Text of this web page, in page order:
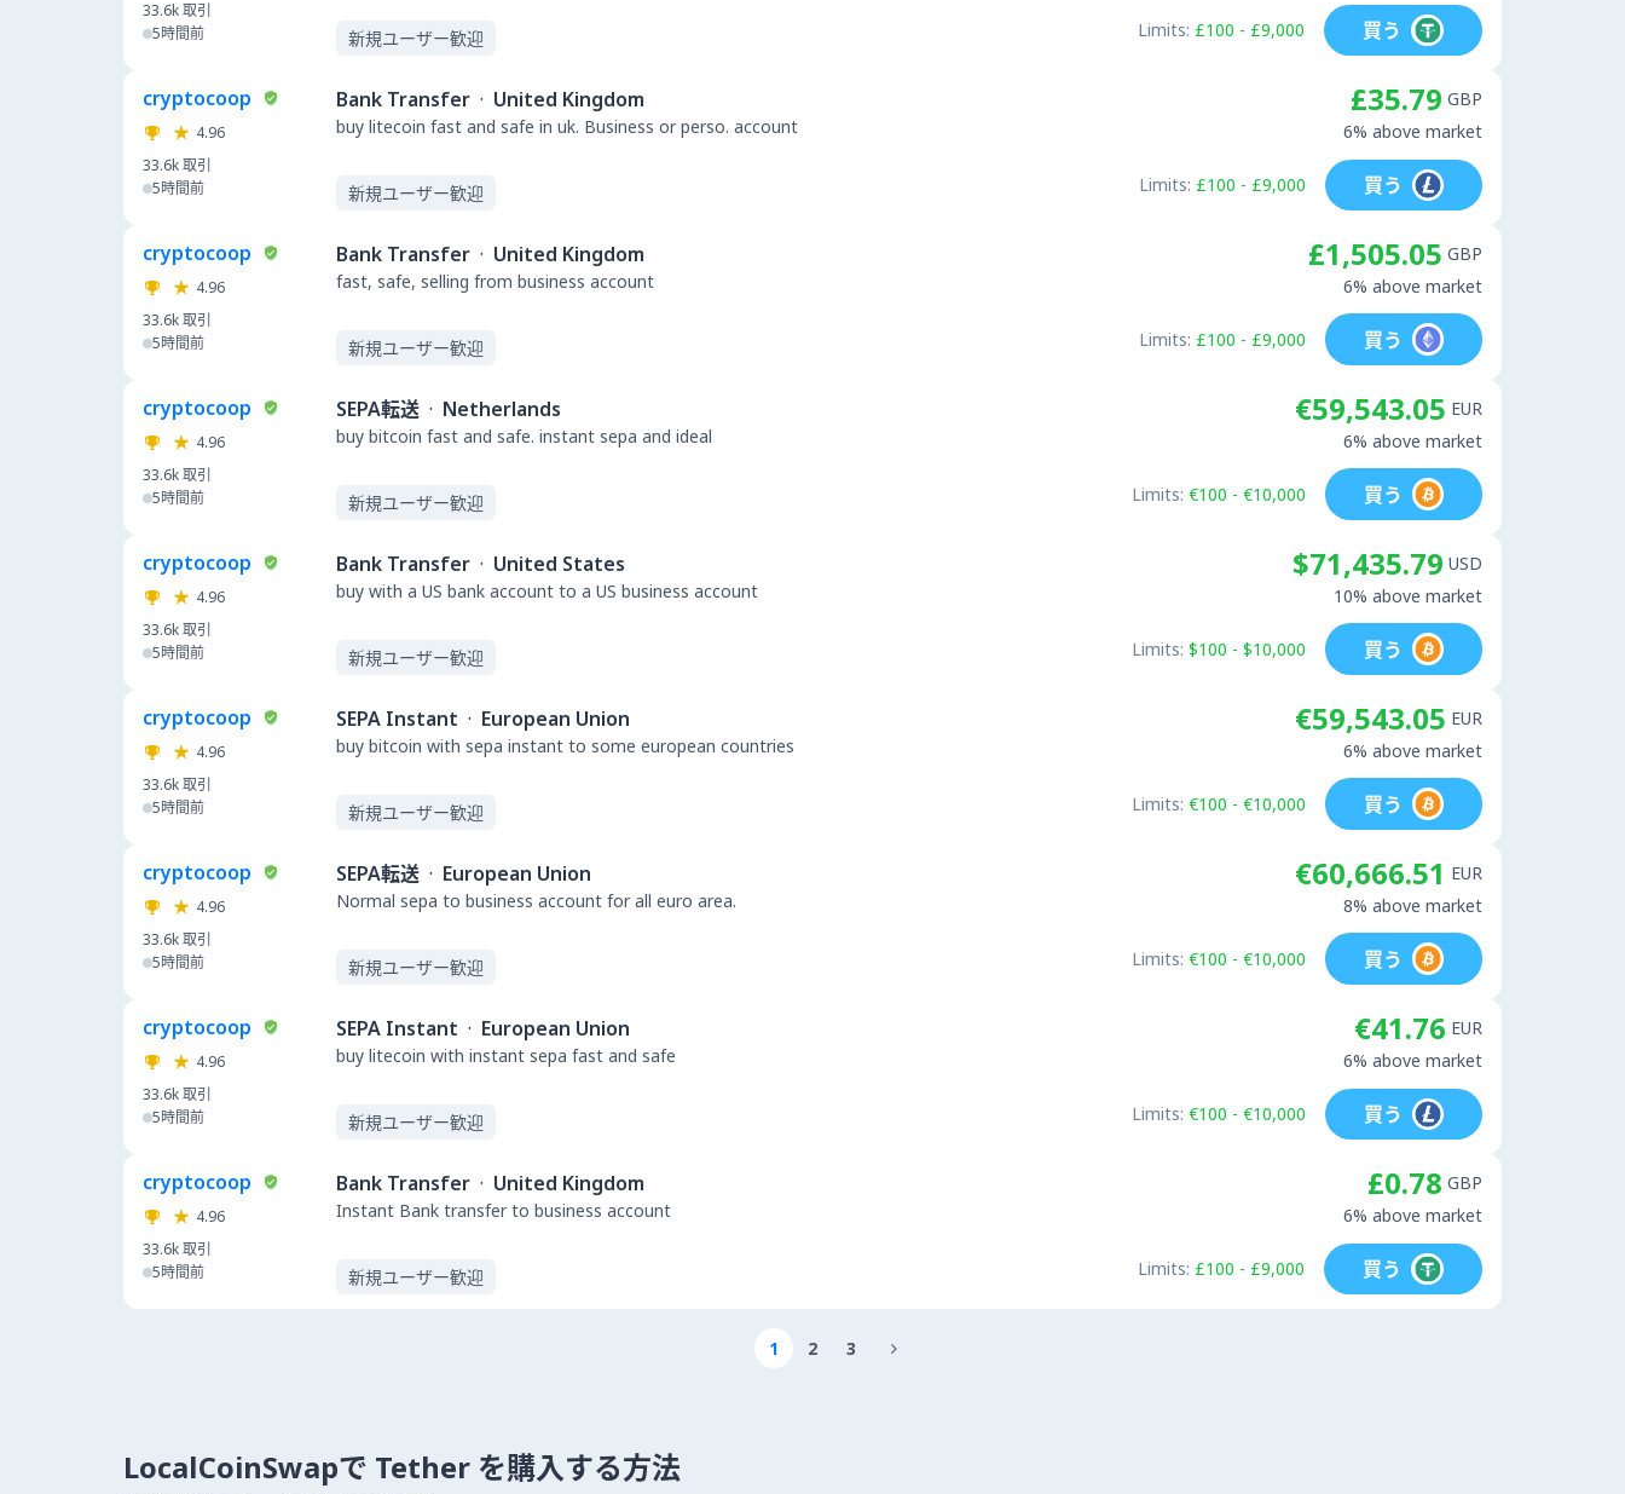
33.6k取引
5時間前
新規ユーザー歓迎 Limits: £100 - £9,000 買う
cryptocoop
4.96
33.6k取引
5時間前
Bank Transfer · United Kingdom
buy litecoin fast and safe in uk. Business or perso. account
新規ユーザー歓迎
£35.79 GBP
6% above market
Limits: £100 - £9,000 買う
cryptocoop
4.96
33.6k取引
5時間前
Bank Transfer · United Kingdom
fast, safe, selling from business account
新規ユーザー歓迎
£1,505.05 GBP
6% above market
Limits: £100 - £9,000 買う
cryptocoop
4.96
33.6k取引
5時間前
SEPA転送 · Netherlands
buy bitcoin fast and safe. instant sepa and ideal
新規ユーザー歓迎
€59,543.05 EUR
6% above market
Limits: €100 - €10,000 買う
cryptocoop
4.96
33.6k取引
5時間前
Bank Transfer · United States
buy with a US bank account to a US business account
新規ユーザー歓迎
$71,435.79 USD
10% above market
Limits: $100 - $10,000 買う
cryptocoop
4.96
33.6k取引
5時間前
SEPA Instant · European Union
buy bitcoin with sepa instant to some european countries
新規ユーザー歓迎
€59,543.05 EUR
6% above market
Limits: €100 - €10,000 買う
cryptocoop
4.96
33.6k取引
5時間前
SEPA転送 · European Union
Normal sepa to business account for all euro area.
新規ユーザー歓迎
€60,666.51 EUR
8% above market
Limits: €100 - €10,000 買う
cryptocoop
4.96
33.6k取引
5時間前
SEPA Instant · European Union
buy litecoin with instant sepa fast and safe
新規ユーザー歓迎
€41.76 EUR
6% above market
Limits: €100 - €10,000 買う
cryptocoop
4.96
33.6k取引
5時間前
Bank Transfer · United Kingdom
Instant Bank transfer to business account
新規ユーザー歓迎
£0.78 GBP
6% above market
Limits: £100 - £9,000 買う
1 2 3 
LocalCoinSwapで Tether を購入する方法